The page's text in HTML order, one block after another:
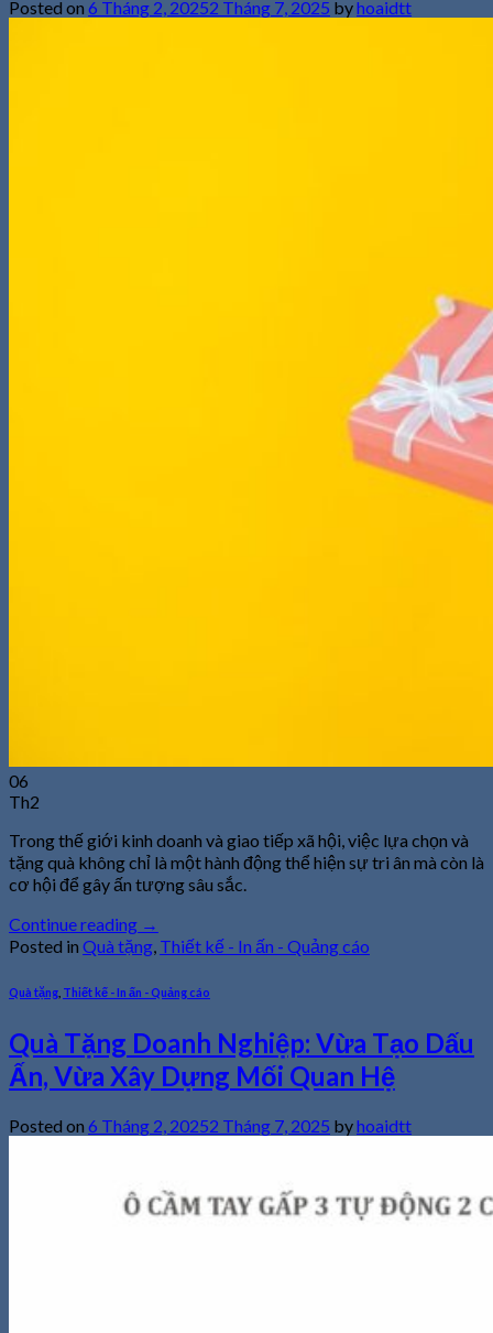
Posted on 6 Tháng 2, 20252 Tháng 7, 2025 byhoaidtt
06
Th2
Trong thế giới kinh doanh và giao tiếp xã hội, việc lựa chọn và
tặng quà không chỉ là một hành động thể hiện sự tri ân mà còn là
cơ hội để gây ấn tượng sâu sắc.
Continue reading →
Posted in Quà tặng, Thiết kế - In ấn - Quảng cáo
Quà tặng Thiết kế - In ấn - Quảng cáo
Quà Tặng Doanh Nghiệp: Vừa Tạo Dấu
Ấn, Vừa Xây Dựng Mối Quan Hệ
Posted on 6 Tháng 2, 20252 Tháng 7, 2025 byhoaidtt